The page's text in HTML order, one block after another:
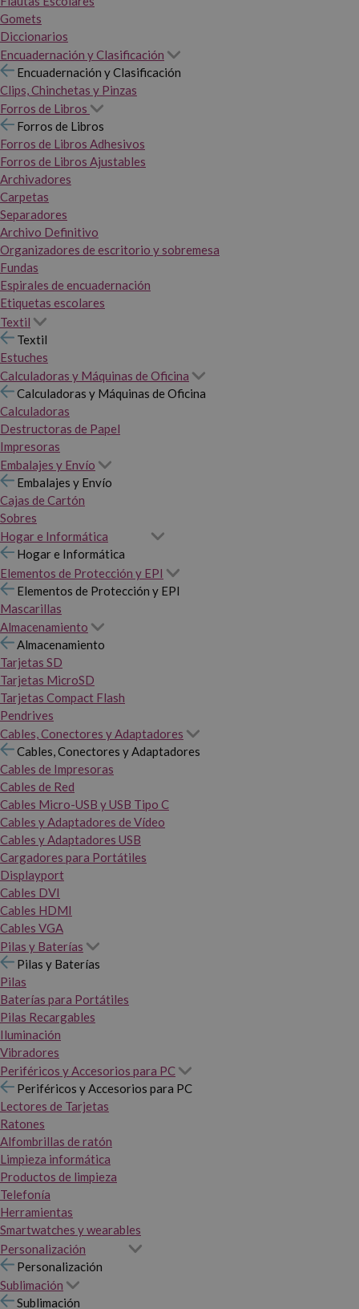
Gomets
Diccionarios
Encuadernación y Clasificación
Encuadernación y Clasificación
Clips, Chinchetas y Pinzas
Forros de Libros
Forros de Libros
Forros de Libros Adhesivos
Forros de Libros Ajustables
Archivadores
Carpetas
Separadores
Archivo Definitivo
Organizadores de escritorio y sobremesa
Fundas
Espirales de encuadernación
Etiquetas escolares
Textil
Textil
Estuches
Calculadoras y Máquinas de Oficina
Calculadoras y Máquinas de Oficina
Calculadoras
Destructoras de Papel
Impresoras
Embalajes y Envío
Embalajes y Envío
Cajas de Cartón
Sobres
Hogar e Informática
Hogar e Informática
Elementos de Protección y EPI
Elementos de Protección y EPI
Mascarillas
Almacenamiento
Almacenamiento
Tarjetas SD
Tarjetas MicroSD
Tarjetas Compact Flash
Pendrives
Cables, Conectores y Adaptadores
Cables, Conectores y Adaptadores
Cables de Impresoras
Cables de Red
Cables Micro-USB y USB Tipo C
Cables y Adaptadores de Vídeo
Cables y Adaptadores USB
Cargadores para Portátiles
Displayport
Cables DVI
Cables HDMI
Cables VGA
Pilas y Baterías
Pilas y Baterías
Pilas
Baterías para Portátiles
Pilas Recargables
Iluminación
Vibradores
Periféricos y Accesorios para PC
Periféricos y Accesorios para PC
Lectores de Tarjetas
Ratones
Alfombrillas de ratón
Limpieza informática
Productos de limpieza
Telefonía
Herramientas
Smartwatches y wearables
Personalización
Personalización
Sublimación
Sublimación